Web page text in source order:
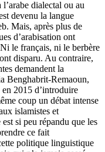
dialectal ou au
devenu la langue
Mais, après plus de
d’arabisation ont
le français, ni le berbère
disparu. Au contraire,
demandent la
Benghabrit-Remaoun,
2015 d’introduire
coup un débat intense
islamistes et
est si peu répandu que les
ce fait
politique linguistique